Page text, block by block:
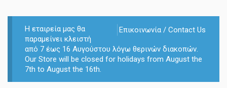
Επικοινωνία / Contact Us
Η εταιρεία μας θα
παραμείνει κλειστή
από 7 έως 16 Αυγούστου λόγω θερινών διακοπών.
Our Store will be closed for holidays from August the
7th to August the 16th.